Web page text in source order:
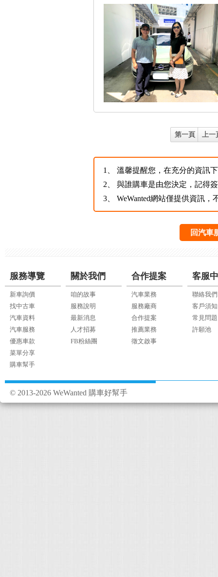
第一頁 上一
1、
溫馨提醒您，在充分的資訊
2、
與誰購車是由您決定，記得
3、
WeWanted網站僅提供資訊
回汽車
服務導覽
新車詢價
找中古車
汽車資料
汽車服務
優惠車款
菜單分享
購車幫手
關於我們
咱的故事
服務說明
最新消息
人才招募
FB粉絲團
合作提案
汽車業務
服務廠商
合作提案
推薦業務
徵文啟事
客服
聯絡我們
客戶須知
常見問題
許願池
© 2013-2026 WeWanted 購車好幫手